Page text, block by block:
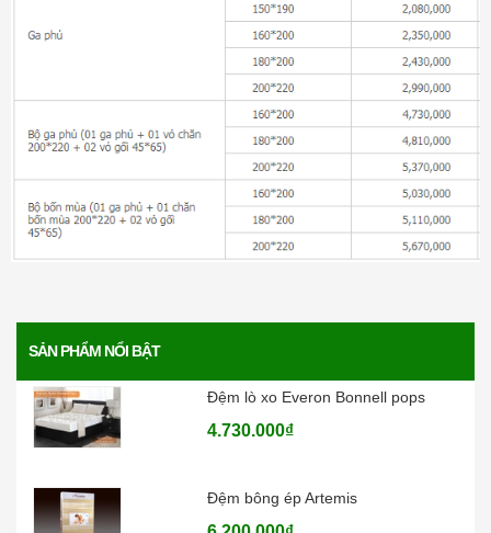
SẢN PHẨM NỔI BẬT
6.200.000₫
Đệm bông ép Everon
1.771.000₫
Đệm than hoạt tính Everon
4.136.000₫
Đệm lò xo Everon Bonnell pops